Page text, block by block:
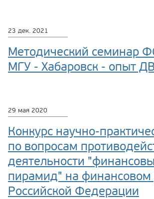
23 дек. 2021
Методический семинар
МГУ - Хабаровск - опыт
29 мая 2020
Конкурс научно-
по вопросам
деятельности
пирамид" на финансовом
Российской Федерации